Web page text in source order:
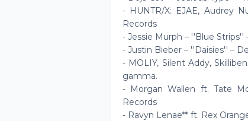
- HUNTR/X: EJAE, Audrey
Records
- Jessie Murph – ''Blue Strips''
- Justin Bieber – ''Daisies'' –
- MOLIY, Silent Addy,
gamma.
- Morgan Wallen ft. Tate
Records
- Ravyn Lenae** ft. Rex